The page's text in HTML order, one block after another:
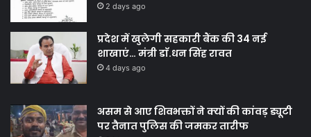
2 days ago
प्रदेश में खुलेगी सहकारी बैंक की 34 नई
शाखाएं… मंत्री डाॅ.धन सिंह रावत
4 days ago
असम से आए शिवभक्तों ने क्यों की कांवड़ ड्यूटी
पर तैनात पुलिस की जमकर तारीफ